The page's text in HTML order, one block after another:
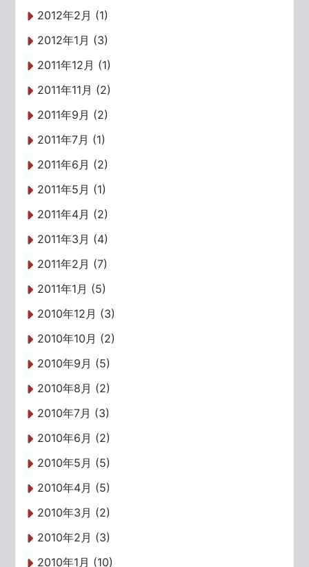
2012年2月 (1)
2012年1月 (3)
2011年12月 (1)
2011年11月 (2)
2011年9月 (2)
2011年7月 (1)
2011年6月 (2)
2011年5月 (1)
2011年4月 (2)
2011年3月 (4)
2011年2月 (7)
2011年1月 (5)
2010年12月 (3)
2010年10月 (2)
2010年9月 (5)
2010年8月 (2)
2010年7月 (3)
2010年6月 (2)
2010年5月 (5)
2010年4月 (5)
2010年3月 (2)
2010年2月 (3)
2010年1月 (10)